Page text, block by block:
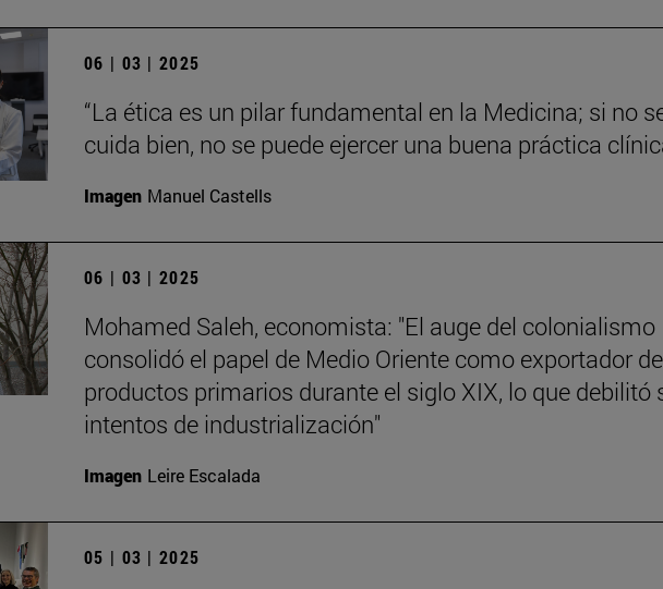
06 | 03 | 2025
“La ética es un pilar fundamental en la Medicina; si no
cuida bien, no se puede ejercer una buena práctica
Imagen Manuel Castells
06 | 03 | 2025
Mohamed Saleh, economista: "El auge del colonialismo
consolidó el papel de Medio Oriente como exportador de
productos primarios durante el siglo XIX, lo que debilitó
intentos de industrialización"
Imagen Leire Escalada
05 | 03 | 2025